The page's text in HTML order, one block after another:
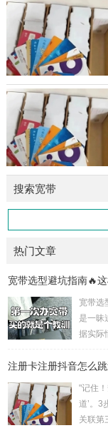
搜索宽带
热门文章
宽带选型避坑指南🔥
宽带选
是一昧
据实际
高，就
注册卡注册抖音怎么
"记住
道’。3
关联第